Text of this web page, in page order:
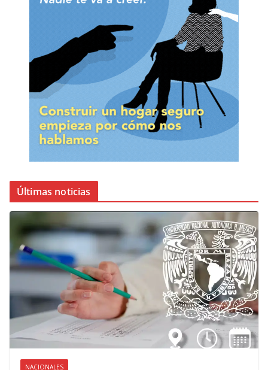
Últimas noticias
NACIONALES